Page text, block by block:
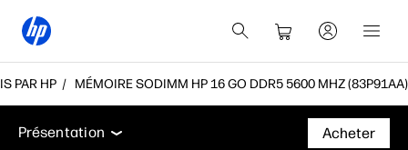
PAR HP MÉMOIRE SODIMM HP 16 GO DDR5 5600 MHZ (83P91AA)
Présentation
Assistance
Présentation
Acheter